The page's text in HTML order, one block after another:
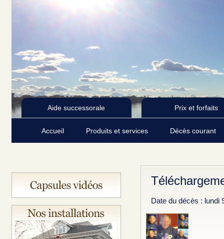
Aide successorale Prix et forfaits
Accueil Produits et services Décès courant
Date du décès : lundi